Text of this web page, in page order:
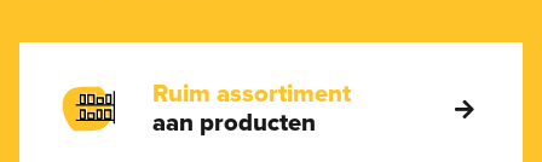
Ruim assortiment
aan producten